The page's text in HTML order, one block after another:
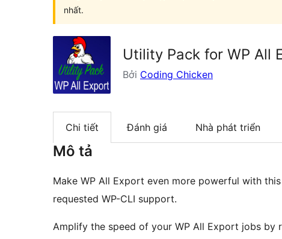
nhất.
Utility Pack for WP All
Bởi Coding Chicken
Chi tiết Đánh giá Nhà phát triển
Mô tả
Make WP All Export even more powerful with
requested WP-CLI support.
Amplify the speed of your WP All Export jobs by